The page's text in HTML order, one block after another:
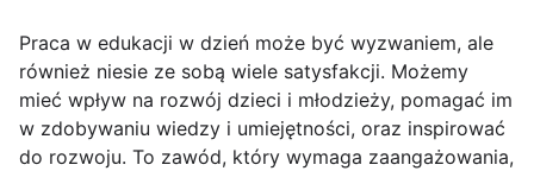
Praca w edukacji w dzień może być wyzwaniem, ale
również niesie ze sobą wiele satysfakcji. Możemy
mieć wpływ na rozwój dzieci i młodzieży, pomagać im
w zdobywaniu wiedzy i umiejętności, oraz inspirować
do rozwoju. To zawód, który wymaga zaangażowania,